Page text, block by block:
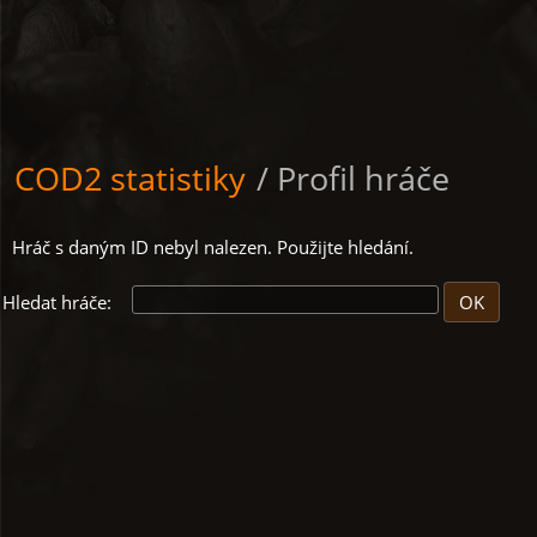
COD2 statistiky / Profil hráče
Hráč s daným ID nebyl nalezen. Použijte hledání.
Hledat hráče: